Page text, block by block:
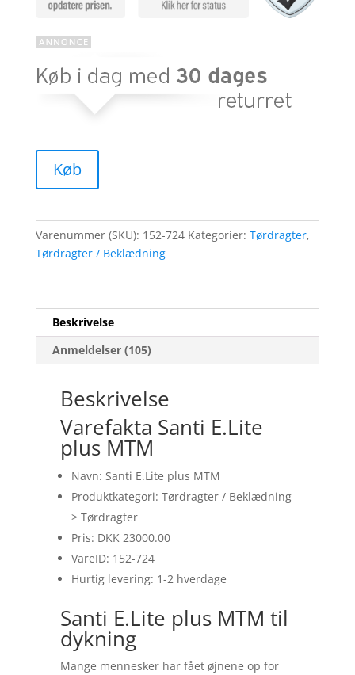
Køb
Varenummer (SKU): 152-724 Kategorier: Tørdragter,
Tørdragter / Beklædning
Beskrivelse
Anmeldelser (105)
Beskrivelse
Varefakta Santi E.Lite
plus MTM
Navn: Santi E.Lite plus MTM
Produktkategori: Tørdragter / Beklædning
> Tørdragter
Pris: DKK 23000.00
VareID: 152-724
Hurtig levering: 1-2 hverdage
Santi E.Lite plus MTM til
dykning
Mange mennesker har fået øjnene op for